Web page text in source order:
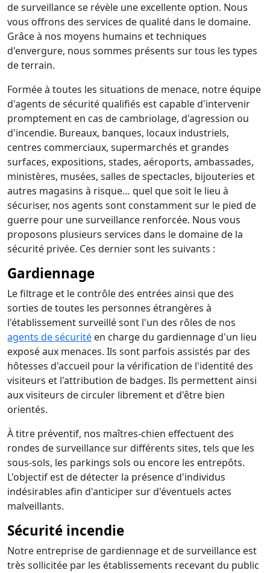
de surveillance se révèle une excellente option. Nous
vous offrons des services de qualité dans le domaine.
Grâce à nos moyens humains et techniques
d'envergure, nous sommes présents sur tous les types
de terrain.
Formée à toutes les situations de menace, notre équipe
d'agents de sécurité qualifiés est capable d'intervenir
promptement en cas de cambriolage, d'agression ou
d'incendie. Bureaux, banques, locaux industriels,
centres commerciaux, supermarchés et grandes
surfaces, expositions, stades, aéroports, ambassades,
ministères, musées, salles de spectacles, bijouteries et
autres magasins à risque… quel que soit le lieu à
sécuriser, nos agents sont constamment sur le pied de
guerre pour une surveillance renforcée. Nous vous
proposons plusieurs services dans le domaine de la
sécurité privée. Ces dernier sont les suivants :
Gardiennage
Le filtrage et le contrôle des entrées ainsi que des
sorties de toutes les personnes étrangères à
l'établissement surveillé sont l'un des rôles de nos
agents de sécurité en charge du gardiennage d'un lieu
exposé aux menaces. Ils sont parfois assistés par des
hôtesses d'accueil pour la vérification de l'identité des
visiteurs et l'attribution de badges. Ils permettent ainsi
aux visiteurs de circuler librement et d'être bien
orientés.
À titre préventif, nos maîtres-chien effectuent des
rondes de surveillance sur différents sites, tels que les
sous-sols, les parkings sols ou encore les entrepôts.
L'objectif est de détecter la présence d'individus
indésirables afin d'anticiper sur d'éventuels actes
malveillants.
Sécurité incendie
Notre entreprise de gardiennage et de surveillance est
très sollicitée par les établissements recevant du public